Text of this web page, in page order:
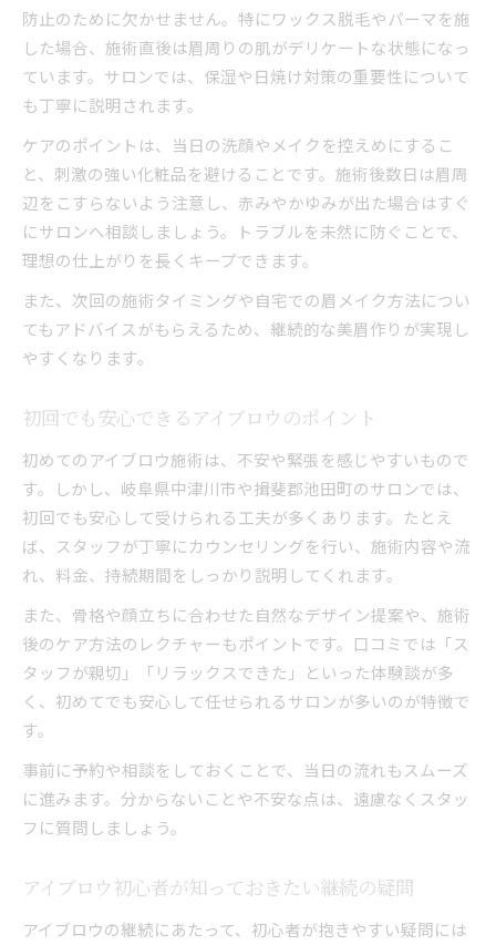
防止のために欠かせません。特にワックス脱毛やパーマを施
した場合、施術直後は眉周りの肌がデリケートな状態になっ
ています。サロンでは、保湿や日焼け対策の重要性について
も丁寧に説明されます。
ケアのポイントは、当日の洗顔やメイクを控えめにするこ
と、刺激の強い化粧品を避けることです。施術後数日は眉周
辺をこすらないよう注意し、赤みやかゆみが出た場合はすぐ
にサロンへ相談しましょう。トラブルを未然に防ぐことで、
理想の仕上がりを長くキープできます。
また、次回の施術タイミングや自宅での眉メイク方法につい
てもアドバイスがもらえるため、継続的な美眉作りが実現し
やすくなります。
初回でも安心できるアイブロウのポイント
初めてのアイブロウ施術は、不安や緊張を感じやすいもので
す。しかし、岐阜県中津川市や揖斐郡池田町のサロンでは、
初回でも安心して受けられる工夫が多くあります。たとえ
ば、スタッフが丁寧にカウンセリングを行い、施術内容や流
れ、料金、持続期間をしっかり説明してくれます。
また、骨格や顔立ちに合わせた自然なデザイン提案や、施術
後のケア方法のレクチャーもポイントです。口コミでは「ス
タッフが親切」「リラックスできた」といった体験談が多
く、初めてでも安心して任せられるサロンが多いのが特徴で
す。
事前に予約や相談をしておくことで、当日の流れもスムーズ
に進みます。分からないことや不安な点は、遠慮なくスタッ
フに質問しましょう。
アイブロウ初心者が知っておきたい継続の疑問
アイブロウの継続にあたって、初心者が抱きやすい疑問には